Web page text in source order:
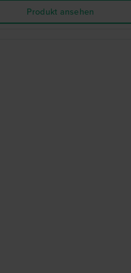
Produkt ansehen